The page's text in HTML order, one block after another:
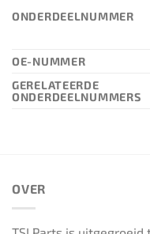
ONDERDEELNUMMER
OE-NUMMER
GERELATEERDE
ONDERDEELNUMMERS
OVER